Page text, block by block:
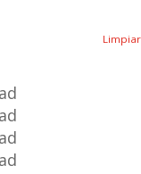
Limpiar